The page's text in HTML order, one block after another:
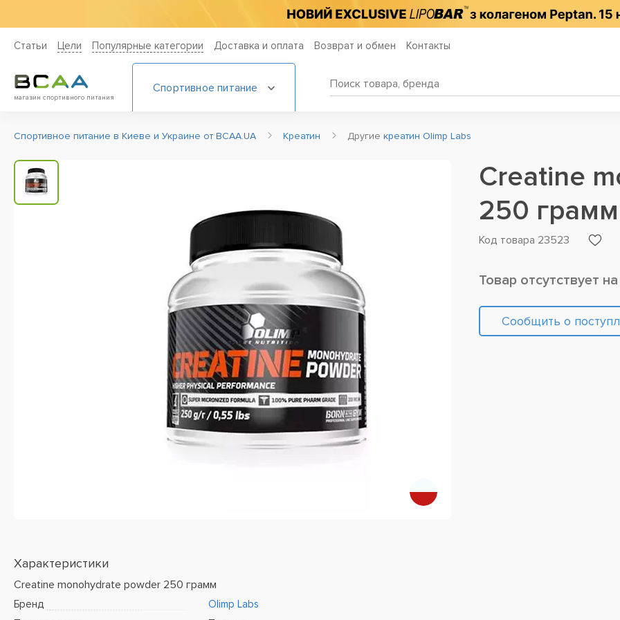
Статьи Цели Популярные категории Доставка и оплата Возврат и обмен Контакты
магазин спортивного питания
Спортивное питание
Спортивное питание в Киеве и Украине от BCAA.UA Креатин Другие креатин Olimp Labs
Характеристики
Creatine monohydrate powder 250 грамм
Бренд
Olimp Labs
Creatine
250 грамм
Код товара 23523
Товар отсутствует
Сообщить о